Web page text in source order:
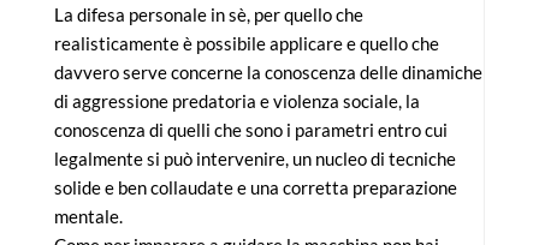
La difesa personale in sè, per quello che
realisticamente è possibile applicare e quello che
davvero serve concerne la conoscenza delle dinamiche
di aggressione predatoria e violenza sociale, la
conoscenza di quelli che sono i parametri entro cui
legalmente si può intervenire, un nucleo di tecniche
solide e ben collaudate e una corretta preparazione
mentale.